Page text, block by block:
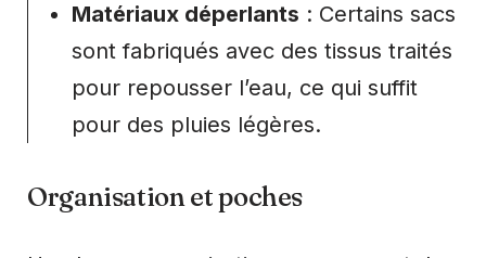
Matériaux déperlants : Certains sacs
sont fabriqués avec des tissus traités
pour repousser l’eau, ce qui suffit
pour des pluies légères.
Organisation et poches